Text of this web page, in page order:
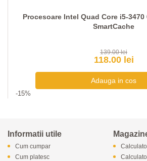
Procesoare Intel Quad Core i5-3470
SmartCache
139.00 lei
118.00 lei
-15%
Informatii utile
Cum cumpar
Cum platesc